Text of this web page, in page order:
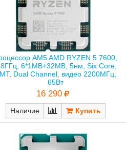
AM5 AMD RYZEN 5 7600,
6*1MB+32MB, 5нм, Six Core,
Dual Channel, видео 2200МГц,
65Вт
16 290
Наличие